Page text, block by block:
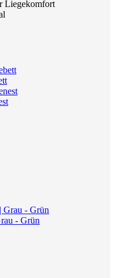
Liegekomfort
- Grün